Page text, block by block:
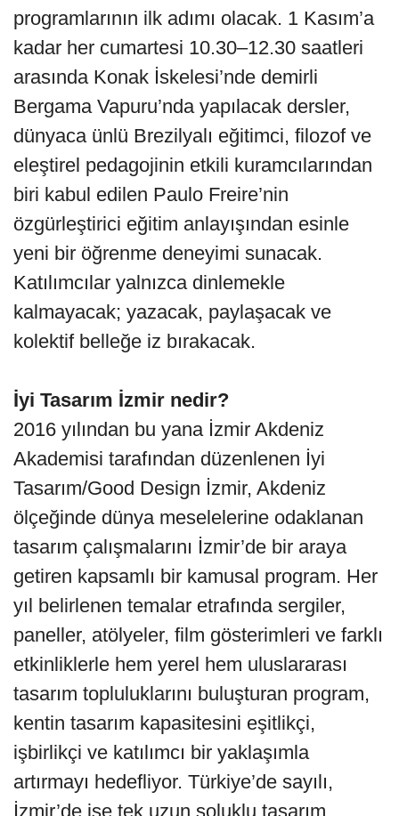
programlarının ilk adımı olacak. 1 Kasım’a
kadar her cumartesi 10.30–12.30 saatleri
arasında Konak İskelesi’nde demirli
Bergama Vapuru’nda yapılacak dersler,
dünyaca ünlü Brezilyalı eğitimci, filozof ve
eleştirel pedagojinin etkili kuramcılarından
biri kabul edilen Paulo Freire’nin
özgürleştirici eğitim anlayışından esinle
yeni bir öğrenme deneyimi sunacak.
Katılımcılar yalnızca dinlemekle
kalmayacak; yazacak, paylaşacak ve
kolektif belleğe iz bırakacak.
İyi Tasarım İzmir nedir?
2016 yılından bu yana İzmir Akdeniz
Akademisi tarafından düzenlenen İyi
Tasarım/Good Design İzmir, Akdeniz
ölçeğinde dünya meselelerine odaklanan
tasarım çalışmalarını İzmir’de bir araya
getiren kapsamlı bir kamusal program. Her
yıl belirlenen temalar etrafında sergiler,
paneller, atölyeler, film gösterimleri ve farklı
etkinliklerle hem yerel hem uluslararası
tasarım topluluklarını buluşturan program,
kentin tasarım kapasitesini eşitlikçi,
işbirlikçi ve katılımcı bir yaklaşımla
artırmayı hedefliyor. Türkiye’de sayılı,
İzmir’de ise tek uzun soluklu tasarım